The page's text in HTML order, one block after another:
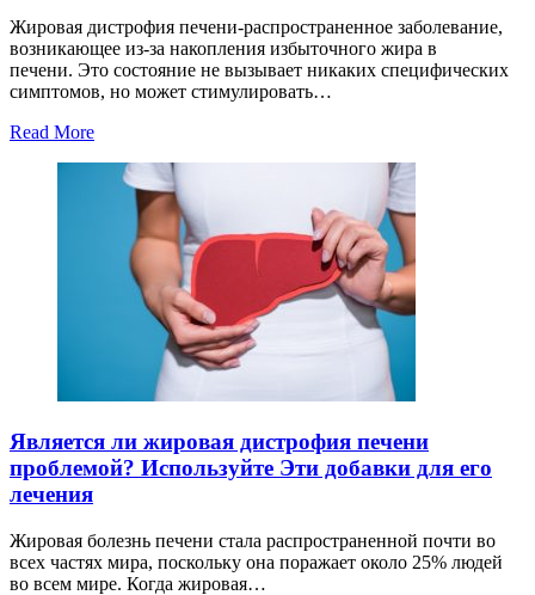
Жировая дистрофия печени-распространенное заболевание,
возникающее из-за накопления избыточного жира в
печени. Это состояние не вызывает никаких специфических
симптомов, но может стимулировать…
Read More
Является ли жировая дистрофия печени
проблемой? Используйте Эти добавки для его
лечения
Жировая болезнь печени стала распространенной почти во
всех частях мира, поскольку она поражает около 25% людей
во всем мире. Когда жировая…